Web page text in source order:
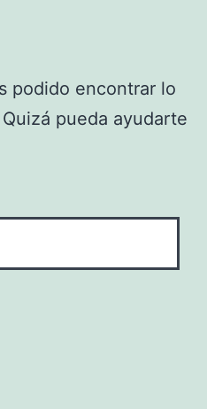
podido encontrar lo
pueda ayudarte